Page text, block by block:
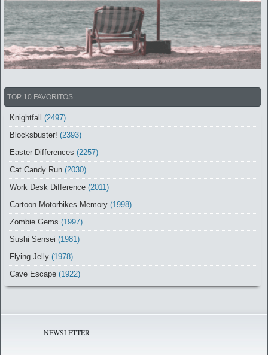
TOP 10 FAVORITOS
Knightfall (2497)
Blocksbuster! (2393)
Easter Differences (2257)
Cat Candy Run (2030)
Work Desk Difference (2011)
Cartoon Motorbikes Memory (1998)
Zombie Gems (1997)
Sushi Sensei (1981)
Flying Jelly (1978)
Cave Escape (1922)
NEWSLETTER